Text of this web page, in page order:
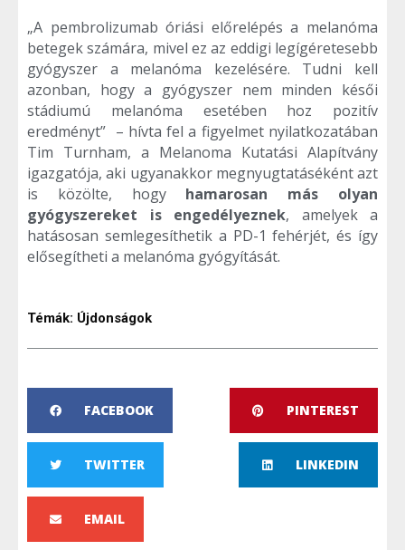
„A pembrolizumab óriási előrelépés a melanóma
betegek számára, mivel ez az eddigi legígéretesebb
gyógyszer a melanóma kezelésére. Tudni kell
azonban, hogy a gyógyszer nem minden késői
stádiumú melanóma esetében hoz pozitív
eredményt” – hívta fel a figyelmet nyilatkozatában
Tim Turnham, a Melanoma Kutatási Alapítvány
igazgatója, aki ugyanakkor megnyugtatáséként azt
is közölte, hogy hamarosan más olyan
gyógyszereket is engedélyeznek, amelyek a
hatásosan semlegesíthetik a PD-1 fehérjét, és így
elősegítheti a melanóma gyógyítását.
Témák: Újdonságok
FACEBOOK PINTEREST
TWITTER LINKEDIN
EMAIL